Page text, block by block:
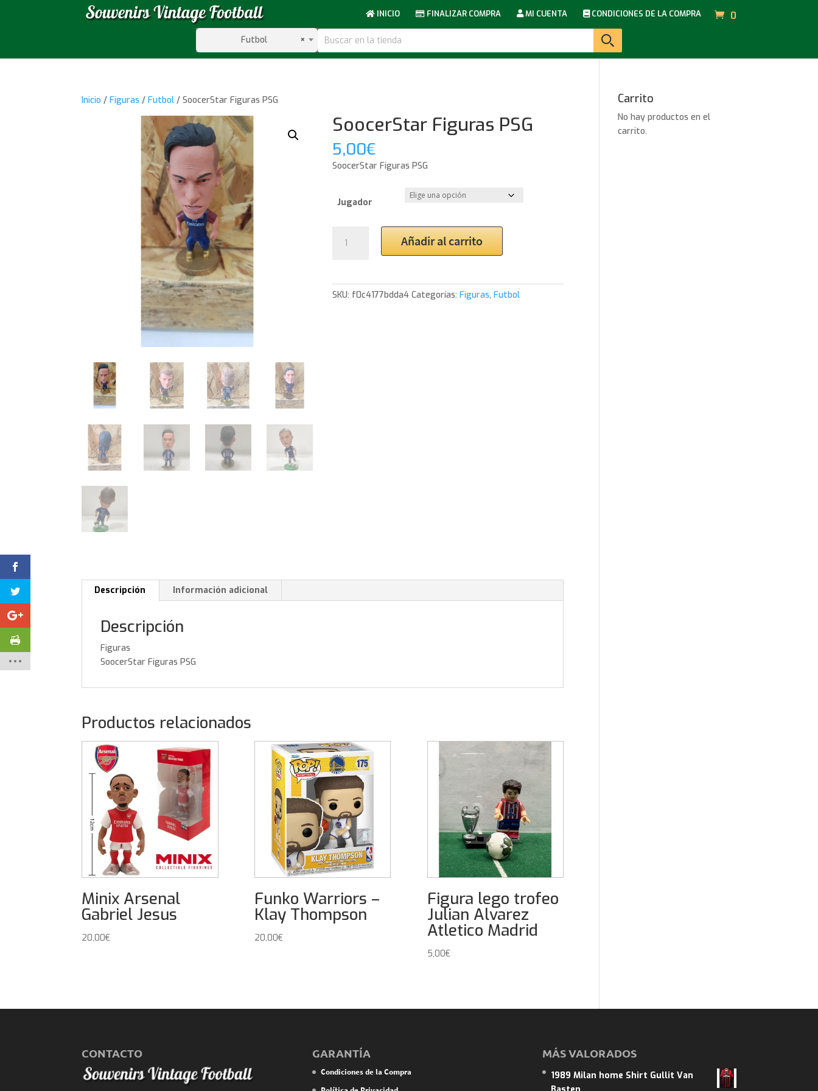
INICIO FINALIZAR COMPRA MI CUENTA CONDICIONES DE LA COMPRA 0
×
Futbol
Inicio /Figuras /Futbol / SoocerStar Figuras PSG
SoocerStar Figuras PSG
5,00€
SoocerStar Figuras PSG
Jugador
Figuras
Añadir al carrito
SKU: f0c4177bdda4 Categorías:Figuras,Futbol
Descripción Información adicional
Descripción
Figuras
SoocerStar Figuras PSG
Productos relacionados
Minix Arsenal
Gabriel Jesus
20,00€
Funko Warriors –
Klay Thompson
20,00€
Figura lego trofeo
Julian Alvarez
Atletico Madrid
5,00€
Carrito
No hay productos en el
carrito.
CONTACTO GARANTÍA
Condiciones de la Compra
MÁS VALORADOS
1989 Milan home Shirt Gullit Van